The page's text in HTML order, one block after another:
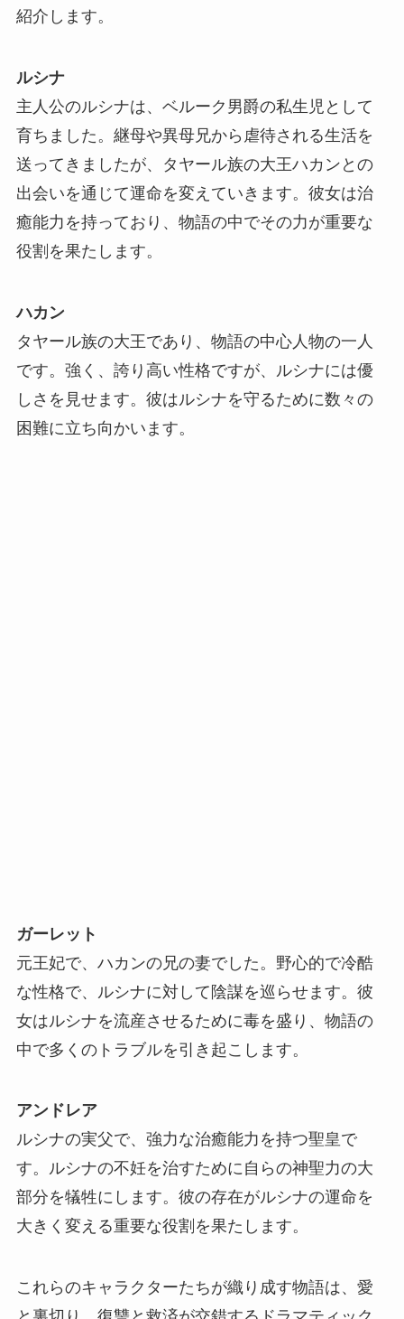
紹介します。
ルシナ
主人公のルシナは、ベルーク男爵の私生児として
育ちました。継母や異母兄から虐待される生活を
送ってきましたが、タヤール族の大王ハカンとの
出会いを通じて運命を変えていきます。彼女は治
癒能力を持っており、物語の中でその力が重要な
役割を果たします。
ハカン
タヤール族の大王であり、物語の中心人物の一人
です。強く、誇り高い性格ですが、ルシナには優
しさを見せます。彼はルシナを守るために数々の
困難に立ち向かいます。
ガーレット
元王妃で、ハカンの兄の妻でした。野心的で冷酷
な性格で、ルシナに対して陰謀を巡らせます。彼
女はルシナを流産させるために毒を盛り、物語の
中で多くのトラブルを引き起こします。
アンドレア
ルシナの実父で、強力な治癒能力を持つ聖皇で
す。ルシナの不妊を治すために自らの神聖力の大
部分を犠牲にします。彼の存在がルシナの運命を
大きく変える重要な役割を果たします。
これらのキャラクターたちが織り成す物語は、愛